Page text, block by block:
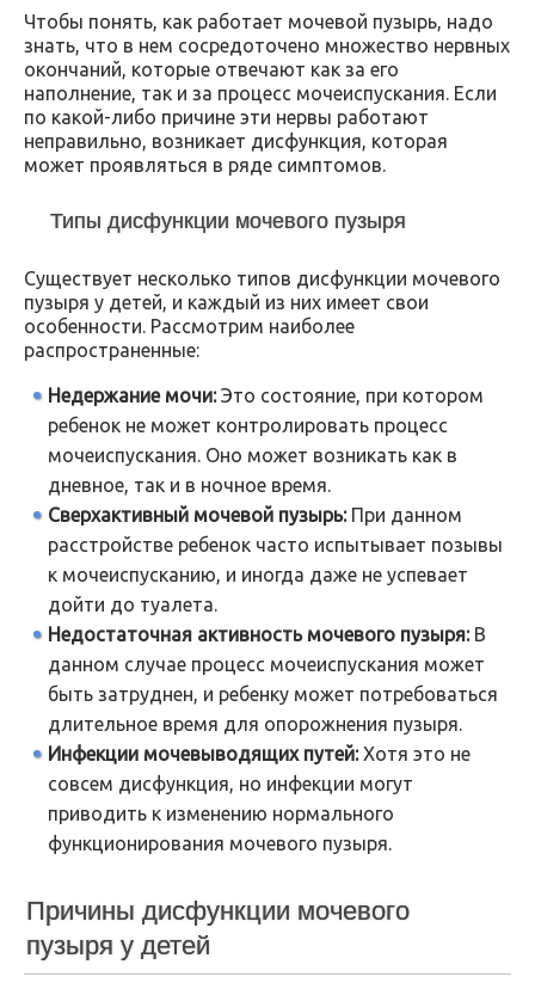
Чтобы понять, как работает мочевой пузырь, надо
знать, что в нем сосредоточено множество нервных
окончаний, которые отвечают как за его
наполнение, так и за процесс мочеиспускания. Если
по какой-либо причине эти нервы работают
неправильно, возникает дисфункция, которая
может проявляться в ряде симптомов.
Типы дисфункции мочевого пузыря
Существует несколько типов дисфункции мочевого
пузыря у детей, и каждый из них имеет свои
особенности. Рассмотрим наиболее
распространенные:
Недержание мочи:Это состояние, при котором
ребенок не может контролировать процесс
мочеиспускания. Оно может возникать как в
дневное, так и в ночное время.
Сверхактивный мочевой пузырь:При данном
расстройстве ребенок часто испытывает позывы
к мочеиспусканию, и иногда даже не успевает
дойти до туалета.
Недостаточная активность мочевого пузыря:В
данном случае процесс мочеиспускания может
быть затруднен, и ребенку может потребоваться
длительное время для опорожнения пузыря.
Инфекции мочевыводящих путей:Хотя это не
совсем дисфункция, но инфекции могут
приводить к изменению нормального
функционирования мочевого пузыря.
Причины дисфункции мочевого
пузыря у детей